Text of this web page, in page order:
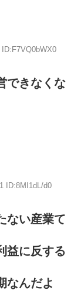
できなくな
ID:8MI1dL/d0
ない産業て
益に反する
なんだよ